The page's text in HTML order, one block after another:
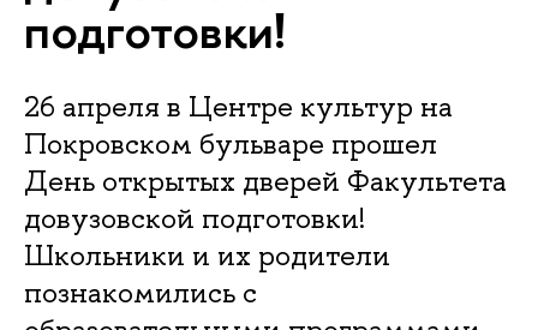
подготовки!
26 апреля в Центре культур на
Покровском бульваре прошел
День открытых дверей Факультета
довузовской подготовки!
Школьники и их родители
познакомились с